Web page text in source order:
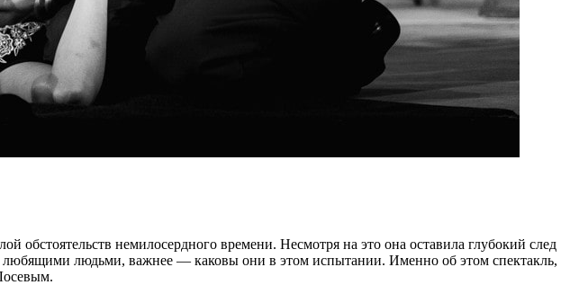
немилосердного времени. Несмотря на это она оставила глубокий след
людьми, важнее — каковы они в этом испытании. Именно об этом спектакль,